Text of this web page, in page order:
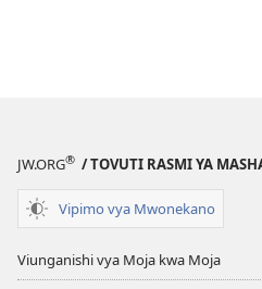
JW.ORG® / TOVUTI RASMI YA
Vipimo vya Mwonekano
Viunganishi vya Moja kwa Moja